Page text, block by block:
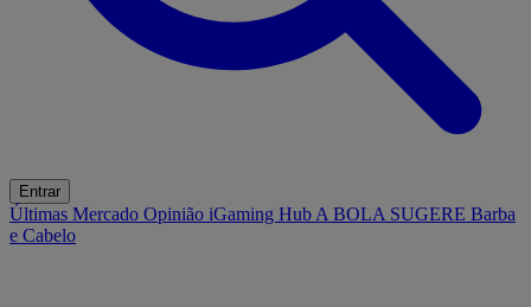
Entrar
Últimas Mercado Opinião iGaming Hub A BOLA SUGERE Barba
e Cabelo